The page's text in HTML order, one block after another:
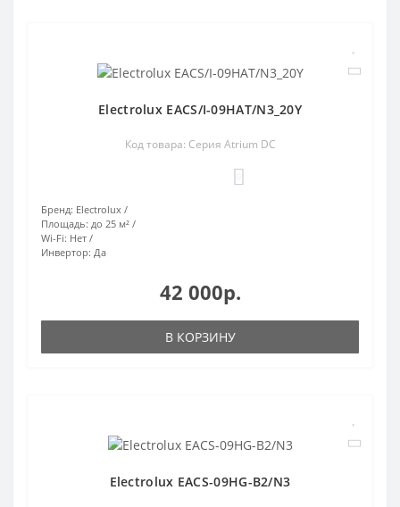
Electrolux EACS/I-09HAT/N3_20Y
Код товара: Серия Atrium DC
Бренд: Electrolux
Площадь: до 25 м²
Wi-Fi: Нет
Инвертор: Да
42 000р.
В КОРЗИНУ
Electrolux EACS-09HG-B2/N3